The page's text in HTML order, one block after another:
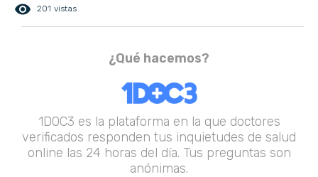
remove_red_eye 201 vistas
¿Qué hacemos?
1DOC3 es la plataforma en la que doctores
verificados responden tus inquietudes de salud
online las 24 horas del día. Tus preguntas son
anónimas.